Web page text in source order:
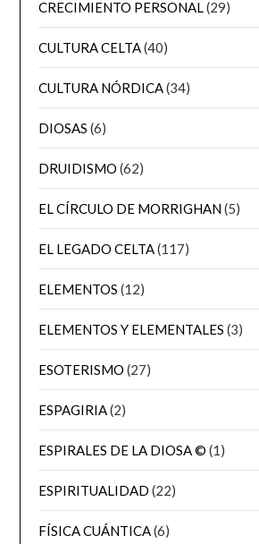
CRECIMIENTO PERSONAL(29)
CULTURA CELTA(40)
CULTURA NÓRDICA(34)
DIOSAS (6)
DRUIDISMO (62)
EL CÍRCULO DE MORRIGHAN(5)
EL LEGADO CELTA(117)
ELEMENTOS (12)
ELEMENTOS Y ELEMENTALES (3)
ESOTERISMO (27)
ESPAGIRIA(2)
ESPIRALES DE LA DIOSA © (1)
ESPIRITUALIDAD (22)
FÍSICA CUÁNTICA(6)